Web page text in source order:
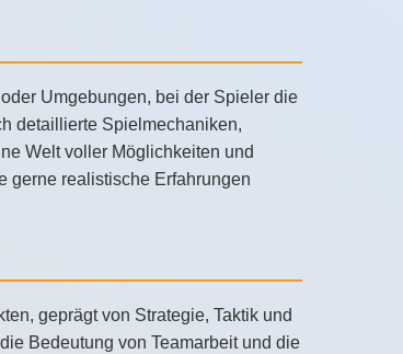
Umgebungen, bei der Spieler die
detaillierte Spielmechaniken,
Welt voller Möglichkeiten und
gerne realistische Erfahrungen
geprägt von Strategie, Taktik und
Bedeutung von Teamarbeit und die